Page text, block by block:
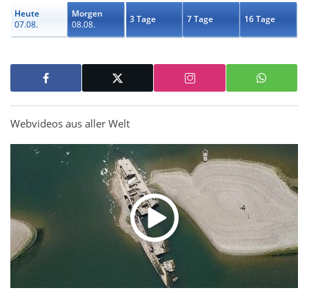
Heute
07.08.
Morgen
08.08.
3 Tage 7 Tage 16 Tage
Webvideos aus aller Welt